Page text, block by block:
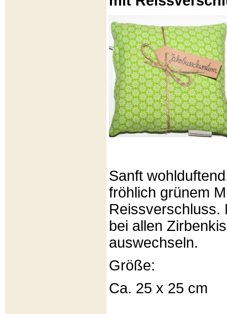
Sanft
fröhlich grünem
Reissverschluss.
bei allen
auswechseln.
Größe:
Ca. 25 x 25 cm